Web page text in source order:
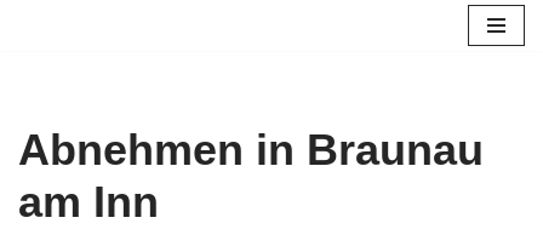
Abnehmen in Braunau
am Inn